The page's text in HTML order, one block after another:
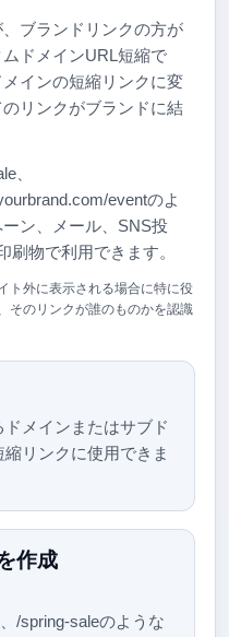
ブランドリンクの方が
ドメインURL短縮で
インの短縮リンクに変
リンクがブランドに結
、
eventのよ
ン、メール、SNS投
物で利用できます。
ト外に表示される場合に特に役
そのリンクが誰のものかを認識
メインまたはサブド
リンクに使用できま
作成
/spring-saleのような